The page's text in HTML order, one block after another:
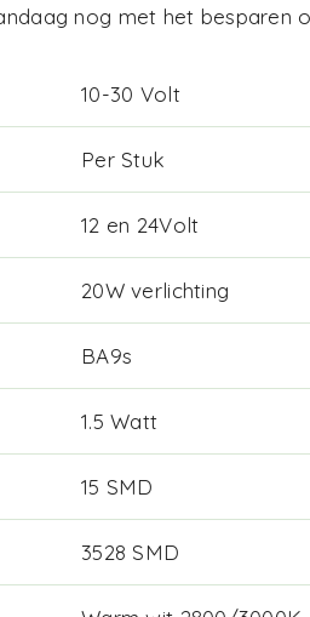
nog met het besparen
10-30 Volt
Per Stuk
12 en 24Volt
20W verlichting
BA9s
1.5 Watt
15 SMD
3528 SMD